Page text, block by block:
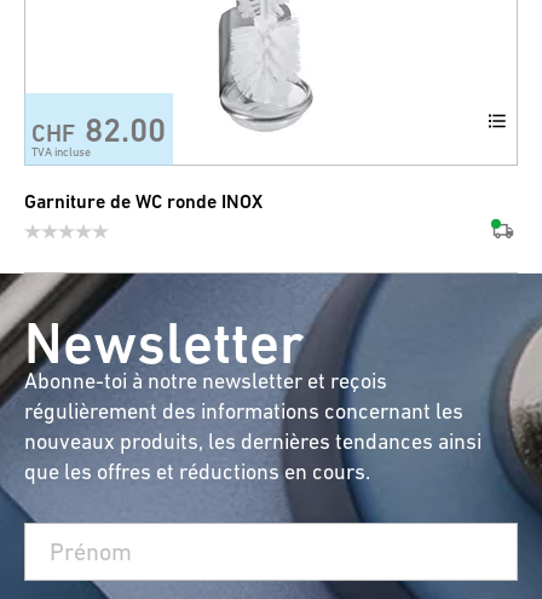
CHF 82.00
TVA incluse
Garniture de WC ronde INOX
Newsletter
Abonne-toi à notre newsletter et reçois
régulièrement des informations concernant les
nouveaux produits, les dernières tendances ainsi
que les offres et réductions en cours.